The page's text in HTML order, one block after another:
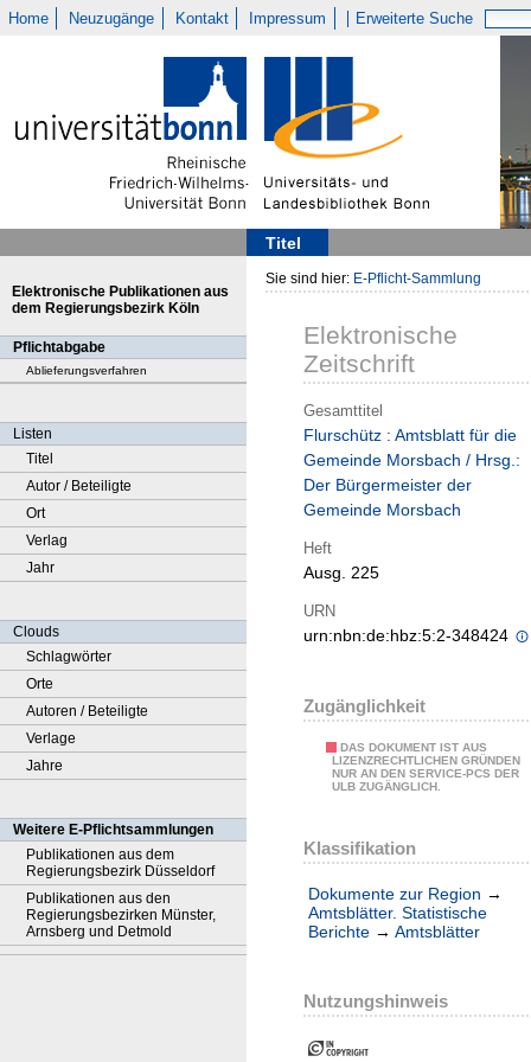
Home Neuzugänge Kontakt Impressum Erweiterte Suche
Titel
Elektronische Publikationen aus
dem Regierungsbezirk Köln
Pflichtabgabe
Ablieferungsverfahren
Listen
Titel
Autor / Beteiligte
Ort
Verlag
Jahr
Clouds
Schlagwörter
Orte
Autoren / Beteiligte
Verlage
Jahre
Weitere E-Pflichtsammlungen
Publikationen aus dem
Regierungsbezirk Düsseldorf
Publikationen aus den
Regierungsbezirken Münster,
Arnsberg und Detmold
Sie sind hier: E-Pflicht-Sammlung
Elektronische
Zeitschrift
Gesamttitel
Flurschütz : Amtsblatt für die
Gemeinde Morsbach / Hrsg.:
Der Bürgermeister der
Gemeinde Morsbach
Heft
Ausg. 225
URN
urn:nbn:de:hbz:5:2-348424
Zugänglichkeit
DAS DOKUMENT IST AUS
LIZENZRECHTLICHEN GRÜNDEN
NUR AN DEN SERVICE-PCS DER
ULB ZUGÄNGLICH.
Klassifikation
Dokumente zur Region →
Amtsblätter. Statistische
Berichte → Amtsblätter
Nutzungshinweis